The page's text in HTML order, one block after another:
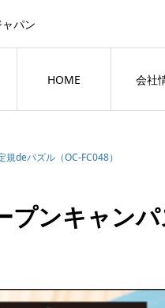
パン
HOME 会社
規deパズル（OC-FC048）
プンキャン